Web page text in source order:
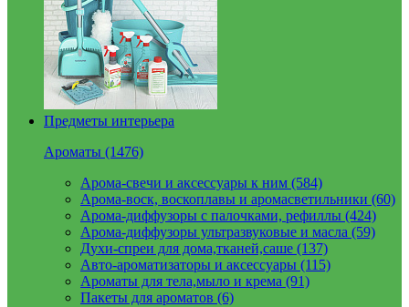
Предметы интерьера
Ароматы (1476)
Арома-свечи и аксессуары к ним (584)
Арома-воск, воскоплавы и аромасветильники (60)
Арома-диффузоры с палочками, рефиллы (424)
Арома-диффузоры ультразвуковые и масла (59)
Духи-спреи для дома,тканей,саше (137)
Авто-ароматизаторы и аксессуары (115)
Ароматы для тела,мыло и крема (91)
Пакеты для ароматов (6)